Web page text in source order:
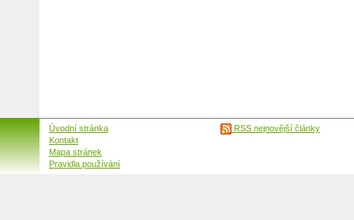
Úvodní stránka
Kontakt
Mapa stránek
Pravidla používání
RSS nejnovější články